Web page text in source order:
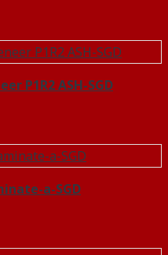
P1R2 ASH-SGD
a-SGD